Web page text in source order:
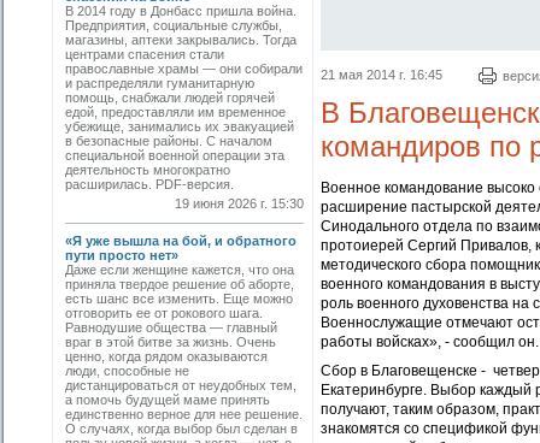
В 2014 году в Донбасс пришла война.
Предприятия, социальные службы,
магазины, аптеки закрывались. Тогда
центрами спасения стали
православные храмы — они собирали
и распределяли гуманитарную
помощь, снабжали людей горячей
едой, предоставляли им временное
убежище, занимались их эвакуацией
в безопасные районы. С началом
специальной военной операции эта
деятельность многократно
расширилась. PDF-версия.
19 июня 2026 г. 15:30
«Я уже вышла на бой, и обратного
пути просто нет»
Даже если женщине кажется, что она
приняла твердое решение об аборте,
есть шанс все изменить. Еще можно
отговорить ее от рокового шага.
Равнодушие общества — главный
враг в этой битве за жизнь. Очень
ценно, когда рядом оказываются
люди, способные не
дистанцироваться от неудобных тем,
а помочь будущей маме принять
единственно верное для нее решение.
О случаях, когда выбор был сделан в
21 мая 2014 г. 16:45
В
командиров по
Военное командование
расширение пастырской
Синодального отдела по
протоиерей Сергий Привалов,
методического сбора
военного командования в
роль военного духовенства
Военнослужащие отмечают
работы войсках», - сообщил он.
Сбор в Благовещенске -
Екатеринбурге. Выбор каждый
получают, таким образом,
знакомятся со спецификой